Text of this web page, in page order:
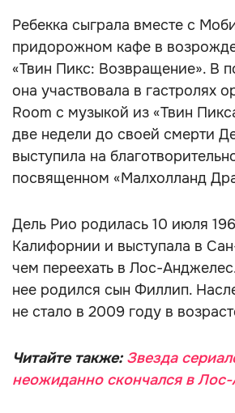
Ребекка сыграла вместе с
придорожном кафе в
«Твин Пикс: Возвращение». В
она участвовала в гастролях
Room с музыкой из «Твин
две недели до своей смерти
выступила на
посвященном «Малхолланд
Дель Рио родилась 10 июля
Калифорнии и выступала в
чем переехать в Лос-
нее родился сын Филлип.
не стало в 2009 году в
Читайте также: Звезда
неожиданно скончался в